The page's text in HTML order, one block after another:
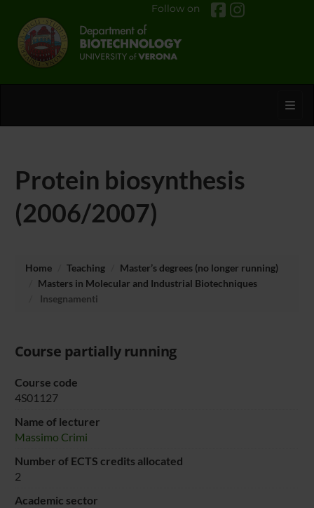
Follow on
Protein biosynthesis
(2006/2007)
Home Teaching
Master’s degrees (no longer running)
Masters in Molecular and Industrial Biotechniques
Insegnamenti
Course partially running
Course code
4S01127
Name of lecturer
Massimo Crimi
Number of ECTS credits allocated
2
Academic sector